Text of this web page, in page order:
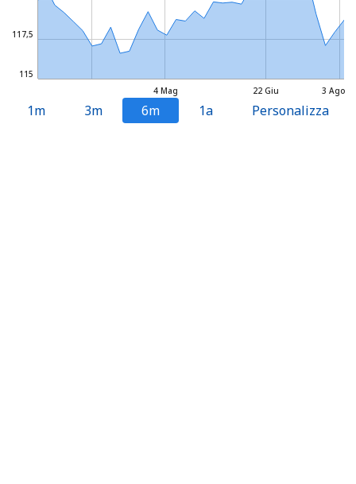
3 Ago
4 Mag 22 Giu
115
117,5
1m 3m 6m 1a Personalizza